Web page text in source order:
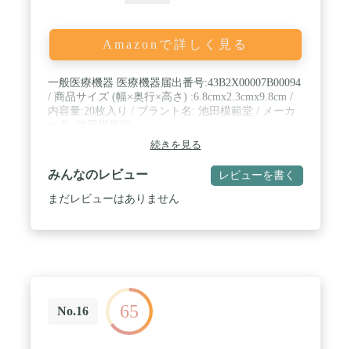
Amazonで詳しく見る
一般医療機器 医療機器届出番号:43B2X00007B00094
/ 商品サイズ (幅×奥行×高さ) :6.8cmx2.3cmx9.8cm /
内容量:20枚入り / ブラント名: 池田模範堂 / メーカ
続きを見る
みんなのレビュー レビューを書く
まだレビューはありません
No.16 65